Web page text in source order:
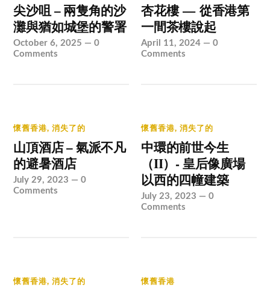
尖沙咀 – 兩隻角的沙
灘與猶如城堡的警署
October 6, 2025 —0
Comments
杏花樓 — 從香港第
一間茶樓說起
April 11, 2024 —0
Comments
懷舊香港,消失了的
山頂酒店 – 氣派不凡
的避暑酒店
July 29, 2023 —0
Comments
懷舊香港,消失了的
中環的前世今生
（II）- 皇后像廣場
以西的四幢建築
July 23, 2023 —0
Comments
懷舊香港,消失了的 懷舊香港